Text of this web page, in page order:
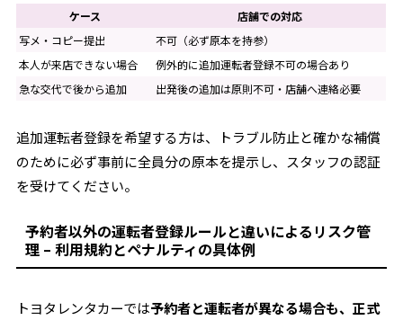
ケース
店舗での対応
写メ・コピー提出
不可（必ず原本を持参）
本人が来店できない場合
例外的に追加運転者登録不可の場合あり
急な交代で後から追加
出発後の追加は原則不可・店舗へ連絡必要
追加運転者登録を希望する方は、トラブル防止と確かな補償
のために必ず事前に全員分の原本を提示し、スタッフの認証
を受けてください。
予約者以外の運転者登録ルールと違いによるリスク管
理 – 利用規約とペナルティの具体例
トヨタレンタカーでは予約者と運転者が異なる場合も、正式